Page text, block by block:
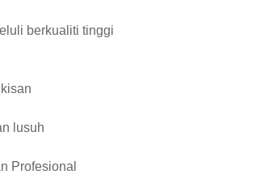
berkualiti tinggi
lusuh
Profesional